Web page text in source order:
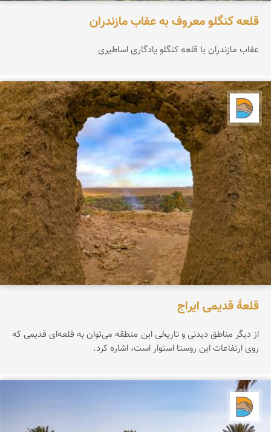
قلعه کنگلو معروف به عقاب مازندران
عقاب مازندران یا قلعه کنگلو یادگاری اساطیری
دریاچه کویر
قلعۀ قدیمی ایراج
از دیگر مناطق دیدنی و تاریخی این منطقه می‌توان به قلعه‌ای قدیمی که
روی ارتفاعات این روستا استوار است، اشاره کرد.